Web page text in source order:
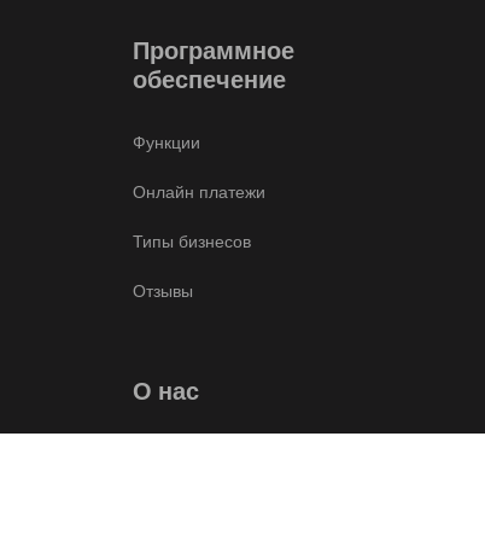
Программное
обеспечение
Функции
Онлайн платежи
Типы бизнесов
Отзывы
О нас